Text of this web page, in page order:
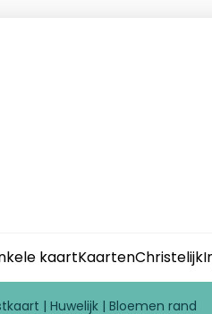
kaartKaartenChristelijk
| Huwelijk | Bloemen rand